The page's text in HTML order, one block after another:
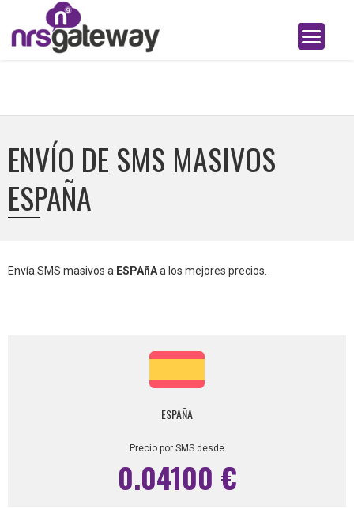
ENVÍO DE SMS MASIVOS
ESPAÑA
Envía SMS masivos a ESPAñAa los mejores precios.
ESPAÑA
Precio por SMS desde
0.04100 €